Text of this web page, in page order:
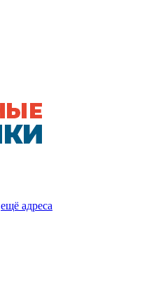
ещё адреса